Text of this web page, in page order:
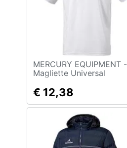
Prima infanzia
Casalinghi
Abbigliamento
MERCURY EQUIPMENT -
Magliette Universal
€ 12,38